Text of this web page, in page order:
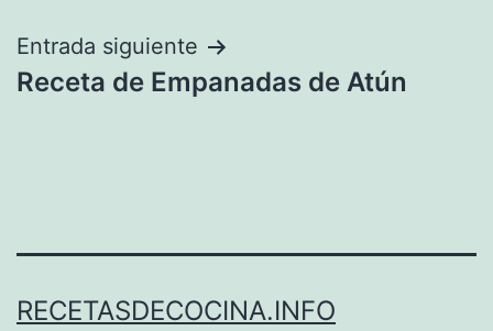
Entrada siguiente
Receta de Empanadas de Atún
RECETASDECOCINA.INFO